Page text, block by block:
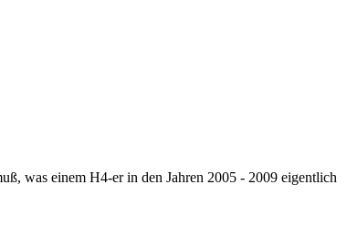
was einem H4-er in den Jahren 2005 - 2009 eigentlich